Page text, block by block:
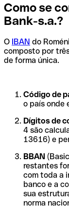
Como se
Bank-s.a.?
O IBAN do
composto por
de forma única.
Código de
o país onde
Dígitos de
4 são
13616) e
BBAN
restantes
com toda a
banco e a
sua
norma